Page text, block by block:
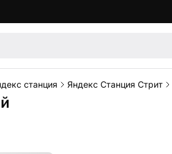
станция Яндекс Станция Стрит